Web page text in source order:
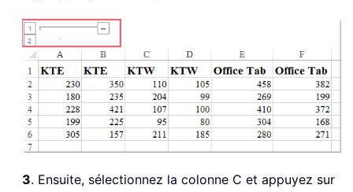
3. Ensuite, sélectionnez la colonne C et appuyez sur